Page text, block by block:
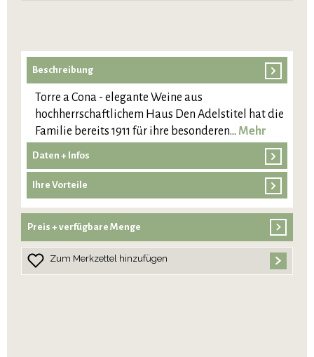
Beschreibung
Torre a Cona - elegante Weine aus
hochherrschaftlichem Haus Den Adelstitel hat die
Familie bereits 1911 für ihre besonderen… Mehr
Daten + Infos
Ihre Vorteile
Preis + verfügbare Menge
Zum Merkzettel hinzufügen